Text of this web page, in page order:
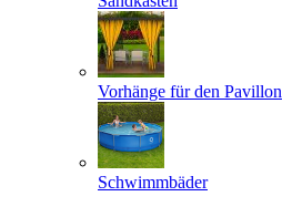
Vorhänge für den Pavillon
Schwimmbäder